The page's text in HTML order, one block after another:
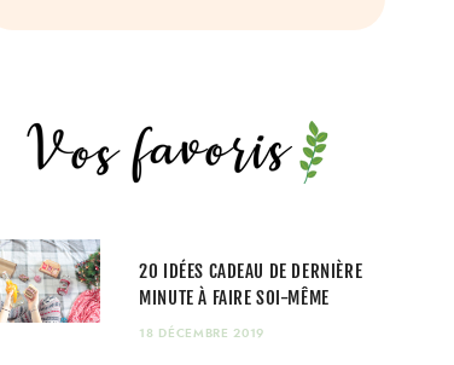
20 IDÉES CADEAU DE DERNIÈRE
MINUTE À FAIRE SOI-MÊME
18 DÉCEMBRE 2019